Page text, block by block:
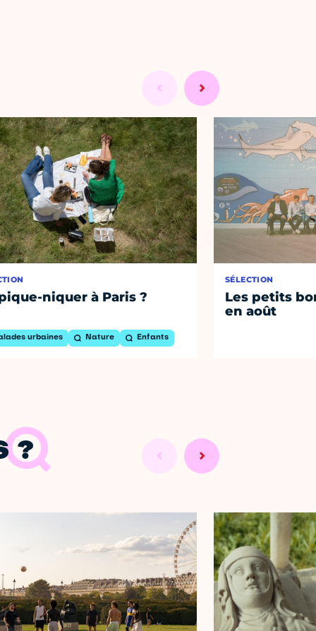
niquer à Paris ?
urbaines Nature Enfants
SÉLECTION
Les petits
en août
?